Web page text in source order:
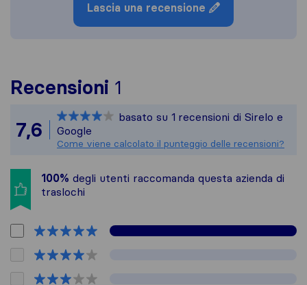
Lascia una recensione
Recensioni 1
Tutte le recensioni
7,6
basato su 1 recensioni di Sirelo e
Google
Come viene calcolato il punteggio delle recensioni?
100% degli utenti raccomanda questa azienda di
traslochi